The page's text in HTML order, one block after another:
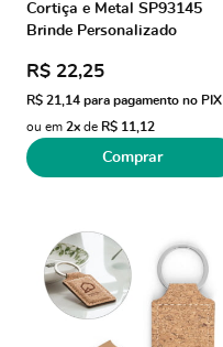
Cortiça e Metal SP93145
Brinde Personalizado
R$ 22,25
R$ 21,14 para pagamento no PIX
ou em 2x de R$ 11,12
Comprar